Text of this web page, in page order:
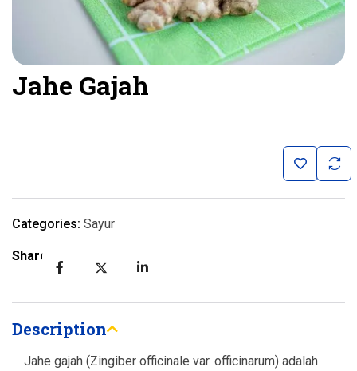
Jahe Gajah
Categories: Sayur
Share:
Description
Jahe gajah (Zingiber officinale var. officinarum) adalah